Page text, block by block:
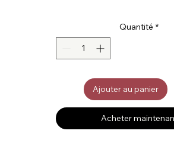
Quantité *
Ajouter au panier
Acheter